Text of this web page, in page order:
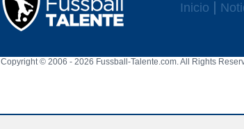
Inicio
Copyright © 2006 - 2026 Fussball-Talente.com. All Rights